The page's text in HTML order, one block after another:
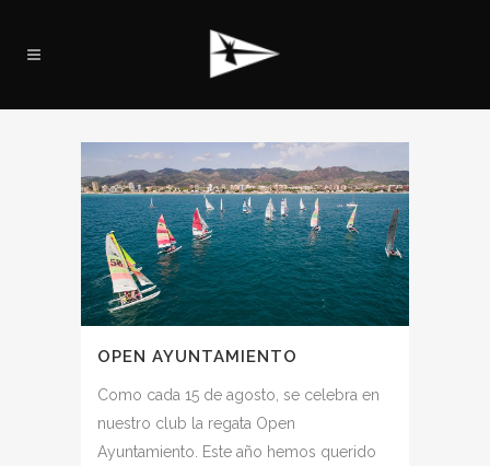
OPEN AYUNTAMIENTO
Como cada 15 de agosto, se celebra en
nuestro club la regata Open
Ayuntamiento. Este año hemos querido